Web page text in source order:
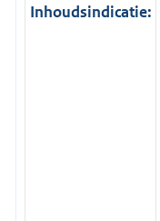
Inhoudsindicatie: